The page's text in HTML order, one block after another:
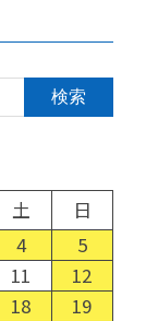
土
日
4
5
11
12
18
19